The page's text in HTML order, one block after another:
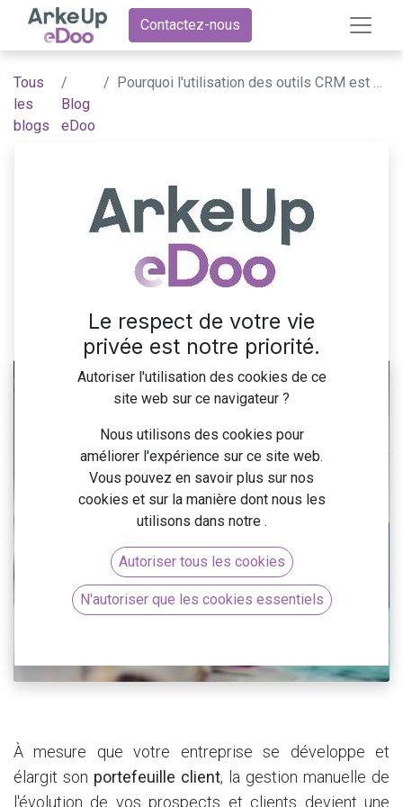
Contactez-nous
Tous
les
blogs
Blog
eDoo
Pourquoi l'utilisation des outils CRM est essentielle pour une croissance efficace de votre entreprise ?
outils CRM est
essentielle pour une
croissance efficace de
votre entreprise ?
25 avril 2024 par ArkeUp eDoo
À mesure que votre entreprise se développe et
élargit son portefeuille client, la gestion manuelle de
l'évolution de vos prospects et clients devient une
Le respect de votre vie
privée est notre priorité.
Autoriser l'utilisation des cookies de ce
site web sur ce navigateur ?
Nous utilisons des cookies pour
améliorer l'expérience sur ce site web.
Vous pouvez en savoir plus sur nos
cookies et sur la manière dont nous les
utilisons dans notre .
Autoriser tous les cookies
N'autoriser que les cookies essentiels